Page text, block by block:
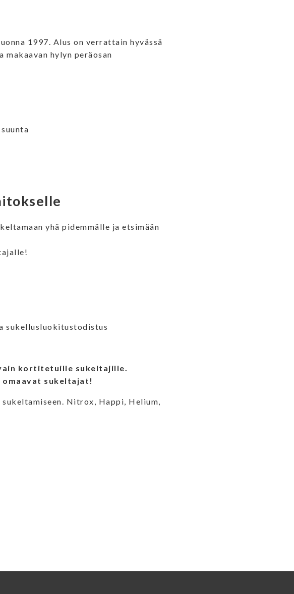
1997. Alus on verrattain hyvässä
makaavan hylyn peräosan
yhä pidemmälle ja etsimään
sukellusluokitustodistus
kortitetuille sukeltajille.
omaavat sukeltajat!
Nitrox, Happi, Helium,